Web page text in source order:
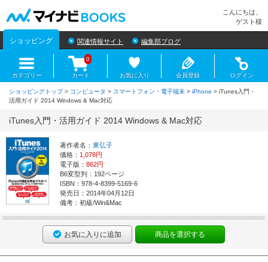
こんにちは、
ゲスト様
ショッピング 関連情報サイト 編集部ブログ
カテゴリー カート
0
お気に入り 会員登録 ログイン
ショッピングトップ> コンピュータ > スマートフォン・電子端末 > iPhone > iTunes入門・
活用ガイド 2014 Windows & Mac対応
iTunes入門・活用ガイド 2014 Windows & Mac対応
著作者名： 東弘子
価格： 1,078円
電子版： 862円
B6変型判：192ページ
ISBN：978-4-8399-5169-6
発売日：2014年04月12日
備考：初級/Win&Mac
お気に入りに追加 商品を選択する